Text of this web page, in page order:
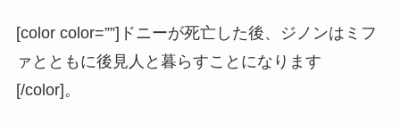
[color color=””]ドニーが死亡した後、ジノンはミフ
ァとともに後見人と暮らすことになります
[/color]。